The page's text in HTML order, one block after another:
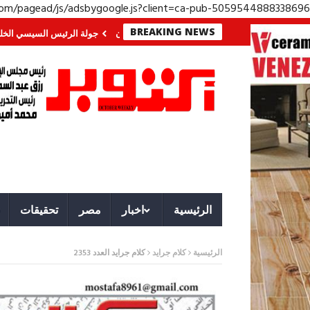
pagead/js/adsbygoogle.js?client=ca-pub-5059544888338696
BREAKING NEWS
معركة لا تُرى.. وحراس لا ينامون جولة الرئيس السيسي الخليجية..
الرئيسية اخبار مصر تحقيقات
الرئيسية كلام جرايد كلام جرايد العدد 2353